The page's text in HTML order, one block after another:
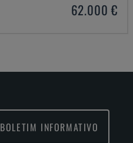
62.000 €
INFORMATIVO